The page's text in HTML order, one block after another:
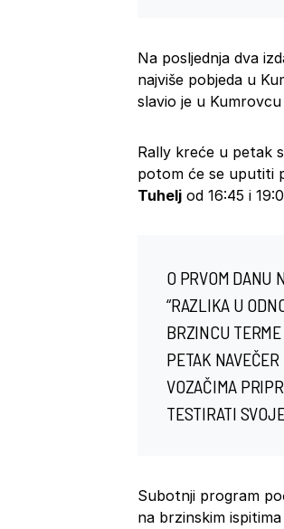
Na posljednja dva
najviše pobjeda u
slavio je u Kumrovcu
Rally kreće u petak
potom će se uputiti
Tuhelj od 16:45 i
O PRVOM DANU
“RAZLIKA U
BRZINCU
PETAK
VOZAČIMA
TESTIRATI
Subotnji program
na brzinskim